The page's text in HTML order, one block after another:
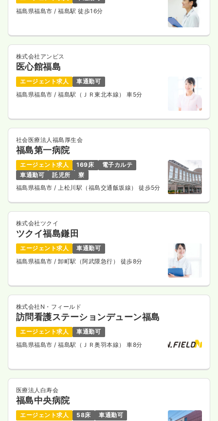
福島県福島市 / 福島駅 徒歩16分
株式会社アンビス
医心館福島
エージェント求人
車通勤可
福島県福島市 / 福島駅（ＪＲ東北本線） 車5分
社会医療法人福島厚生会
福島第一病院
エージェント求人 169床
電子カルテ
車通勤可
託児所
寮
福島県福島市/ 上松川駅（福島交通飯坂線） 徒歩5分
株式会社ツクイ
ツクイ福島鎌田
エージェント求人
車通勤可
福島県福島市 / 卸町駅（阿武隈急行） 徒歩8分
株式会社N・フィールド
訪問看護ステーションデューン福島
エージェント求人
車通勤可
福島県福島市 / 福島駅（ＪＲ奥羽本線） 車8分
医療法人白寿会
福島中央病院
エージェント求人 58床
車通勤可